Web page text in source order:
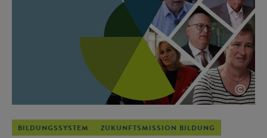
©
BILDUNGSSYSTEM ZUKUNFTSMISSION BILDUNG